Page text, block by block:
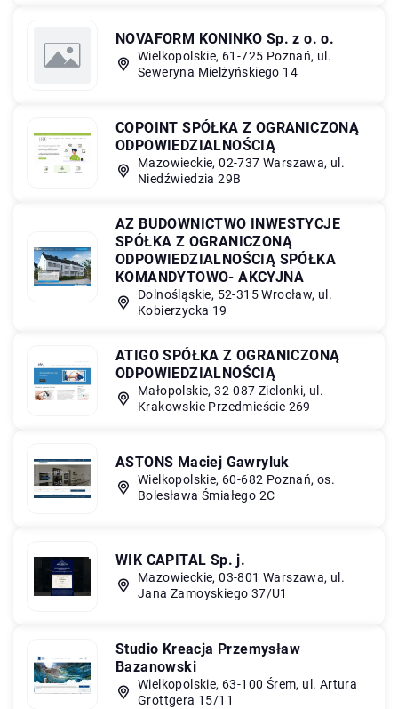
NOVAFORM KONINKO Sp. z o. o.
Wielkopolskie, 61-725 Poznań, ul.
Seweryna Mielżyńskiego 14
COPOINT SPÓŁKA Z OGRANICZONĄ
ODPOWIEDZIALNOŚCIĄ
Mazowieckie, 02-737 Warszawa, ul.
Niedźwiedzia 29B
AZ BUDOWNICTWO INWESTYCJE
SPÓŁKA Z OGRANICZONĄ
ODPOWIEDZIALNOŚCIĄ SPÓŁKA
KOMANDYTOWO- AKCYJNA
Dolnośląskie, 52-315 Wrocław, ul.
Kobierzycka 19
ATIGO SPÓŁKA Z OGRANICZONĄ
ODPOWIEDZIALNOŚCIĄ
Małopolskie, 32-087 Zielonki, ul.
Krakowskie Przedmieście 269
ASTONS Maciej Gawryluk
Wielkopolskie, 60-682 Poznań, os.
Bolesława Śmiałego 2C
WIK CAPITAL Sp. j.
Mazowieckie, 03-801 Warszawa, ul.
Jana Zamoyskiego 37/U1
Studio Kreacja Przemysław
Bazanowski
Wielkopolskie, 63-100 Śrem, ul. Artura
Grottgera 15/11